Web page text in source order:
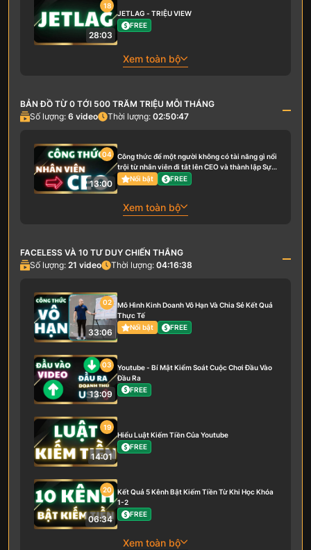
18
28:03
JETLAG - TRIỆU VIEW
FREE
Xem toàn bộ
BẢN ĐỒ TỪ 0 TỚI 500 TRĂM TRIỆU MỖI THÁNG
Số lượng: 6 video Thời lượng: 02:50:47
04
13:00
Công thức để một người không có tài năng gì nổi
trội từ nhân viên đi tắt lên CEO và thành lập Sự
Nghiệp riêng của mình
Nổi bật FREE
Xem toàn bộ
FACELESS VÀ 10 TƯ DUY CHIẾN THẮNG
Số lượng: 21 video Thời lượng: 04:16:38
02
33:06
Mô Hình Kinh Doanh Vô Hạn Và Chia Sẻ Kết Quả
Thực Tế
Nổi bật
FREE
03
13:09
Youtube - Bí Mật Kiểm Soát Cuộc Chơi Đầu Vào
Đầu Ra
FREE
19
14:01
Hiểu Luật Kiếm Tiền Của Youtube
FREE
20
06:34
Kết Quả 5 Kênh Bật Kiếm Tiền Từ Khi Học Khóa
1-2
FREE
Xem toàn bộ